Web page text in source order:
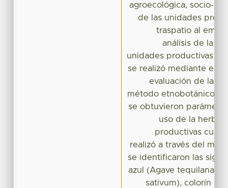
agroecológica, socio-
de las unidades
traspatio al
análisis de la
unidades productivas
se realizó mediante el
evaluación de la
método etnobotánico,
se obtuvieron
uso de la
productivas
realizó a través del
se identificaron las
azul (Agave tequilana),
sativum), colorín